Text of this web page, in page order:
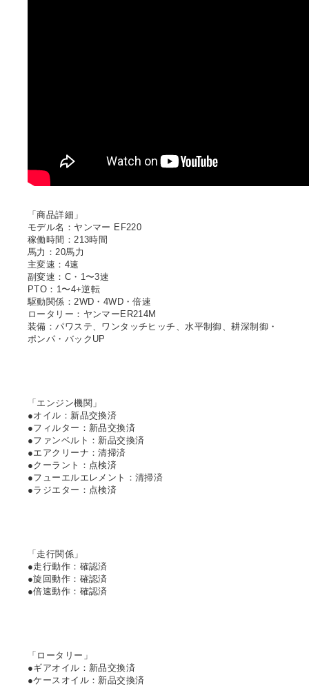
「商品詳細」
モデル名：ヤンマー EF220
稼働時間：213時間
馬力：20馬力
主変速：4速
副変速：C・1〜3速
PTO：1〜4+逆転
駆動関係：2WD・4WD・倍速
ロータリー：ヤンマーER214M
装備：パワステ、ワンタッチヒッチ、水平制御、耕深制御・
ポンパ・バックUP
「エンジン機関」
●オイル：新品交換済
●フィルター：新品交換済
●ファンベルト：新品交換済
●エアクリーナ：清掃済
●クーラント：点検済
●フューエルエレメント：清掃済
●ラジエター：点検済
「走行関係」
●走行動作：確認済
●旋回動作：確認済
●倍速動作：確認済
「ロータリー」
●ギアオイル：新品交換済
●ケースオイル：新品交換済